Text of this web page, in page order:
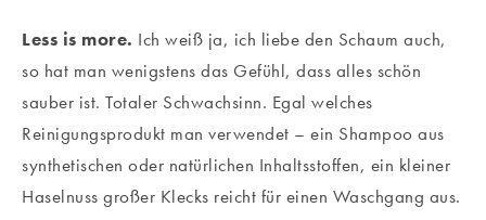
Less is more. Ich weiß ja, ich liebe den Schaum auch,
so hat man wenigstens das Gefühl, dass alles schön
sauber ist. Totaler Schwachsinn. Egal welches
Reinigungsprodukt man verwendet – ein Shampoo aus
synthetischen oder natürlichen Inhaltsstoffen, ein kleiner
Haselnuss großer Klecks reicht für einen Waschgang aus.